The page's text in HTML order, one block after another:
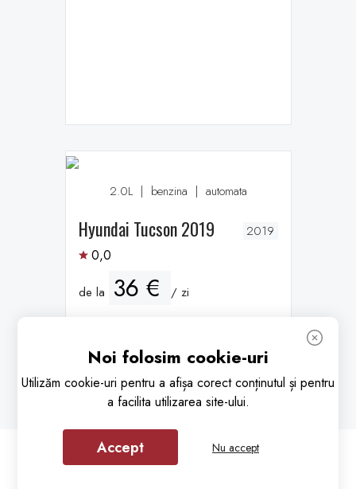
2.0L | benzina | automata
Hyundai Tucson 2019 2019
0,0
de la 36 € / zi
Detalii
Noi folosim cookie-uri
Utilizăm cookie-uri pentru a afișa corect conținutul și pentru
a facilita utilizarea site-ului.
Accept Nu accept
Apelare Whatsapp